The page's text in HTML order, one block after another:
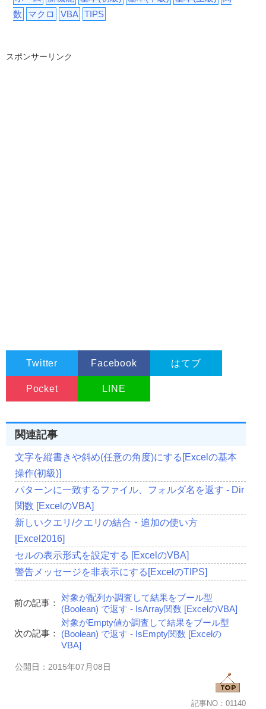
数
マクロ VBA TIPS
スポンサーリンク
Twitter Facebook はてブ
Pocket LINE
関連記事
文字を縦書きや斜め(任意の角度)にする[Excelの基本
操作(初級)]
パターンに一致するファイル、フォルダ名を返す - Dir
関数 [ExcelのVBA]
新しいクエリ/クエリの結合・追加の使い方
[Excel2016]
セルの表示形式を設定する [ExcelのVBA]
警告メッセージを非表示にする[ExcelのTIPS]
前の記事：
対象が配列か調査して結果をブール型
(Boolean) で返す - IsArray関数 [ExcelのVBA]
次の記事：
対象がEmpty値か調査して結果をブール型
(Boolean) で返す - IsEmpty関数 [Excelの
VBA]
公開日：2015年07月08日
記事NO：01140